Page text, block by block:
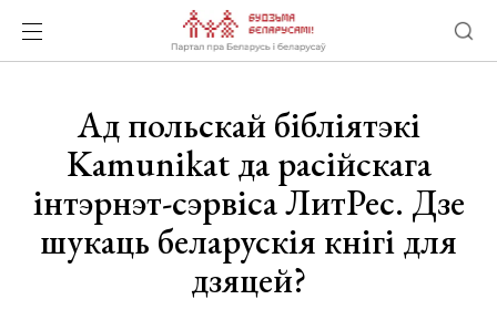
Ад польскай бібліятэкі
Kamunikat да расійскага
інтэрнэт-сэрвіса ЛитРес. Дзе
шукаць беларускія кнігі для
дзяцей?